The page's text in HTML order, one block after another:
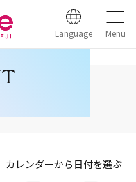
Language Menu
カレンダーから日付を選ぶ